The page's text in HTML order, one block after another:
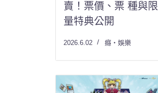
賣！票價、票 種與限
量特典公開
2026.6.02 癮・娛樂